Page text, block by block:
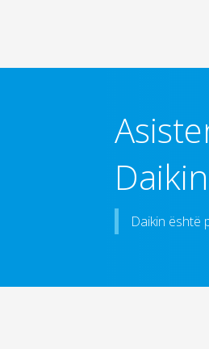
Daikin është